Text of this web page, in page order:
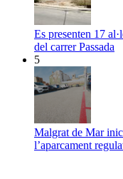
Es presenten 17
del carrer Passada
5
Malgrat de Mar
l’aparcament